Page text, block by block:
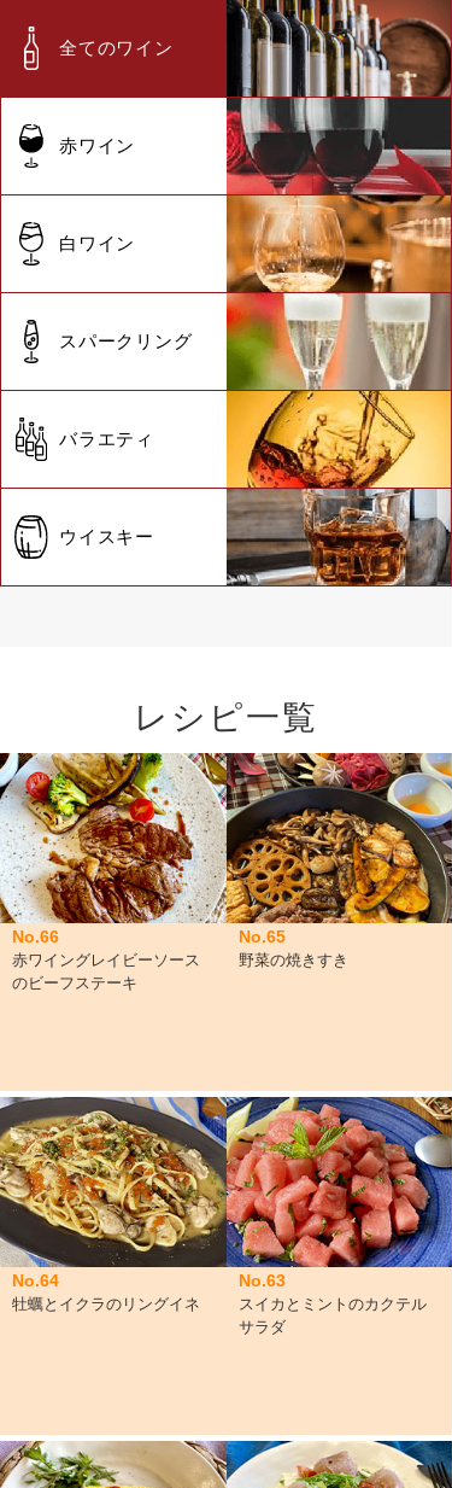
全てのワイン
赤ワイン
白ワイン
スパークリング
バラエティ
ウイスキー
レシピ一覧
No.66
赤ワイングレイビーソース
のビーフステーキ
No.65
野菜の焼きすき
No.64
牡蠣とイクラのリングイネ
No.63
スイカとミントのカクテル
サラダ